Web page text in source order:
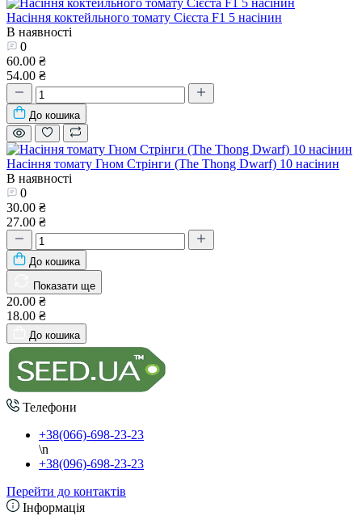
Насіння коктейльного томату Сієста F1 5 насінин
В наявності
0
60.00 ₴
54.00 ₴
До кошика
Насіння томату Гном Стрінги (The Thong Dwarf) 10 насінин
В наявності
0
30.00 ₴
27.00 ₴
До кошика
Показати ще
20.00 ₴
18.00 ₴
До кошика
Телефони
+38(066)-698-23-23
\n
+38(096)-698-23-23
Перейти до контактів
Інформація